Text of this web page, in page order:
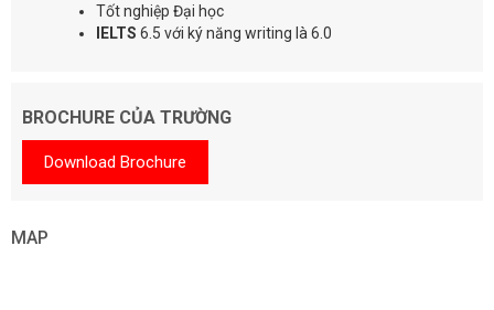
Tốt nghiệp Đại học
IELTS 6.5 với ký năng writing là 6.0
BROCHURE CỦA TRƯỜNG
Download Brochure
MAP